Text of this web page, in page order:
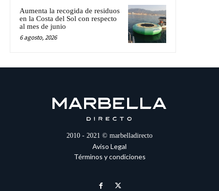
Aumenta la recogida de residuos
en la Costa del Sol con respecto
al mes de junio
6 agosto, 2026
2010 - 2021 © marbelladirecto
Aviso Legal
Términos y condiciones